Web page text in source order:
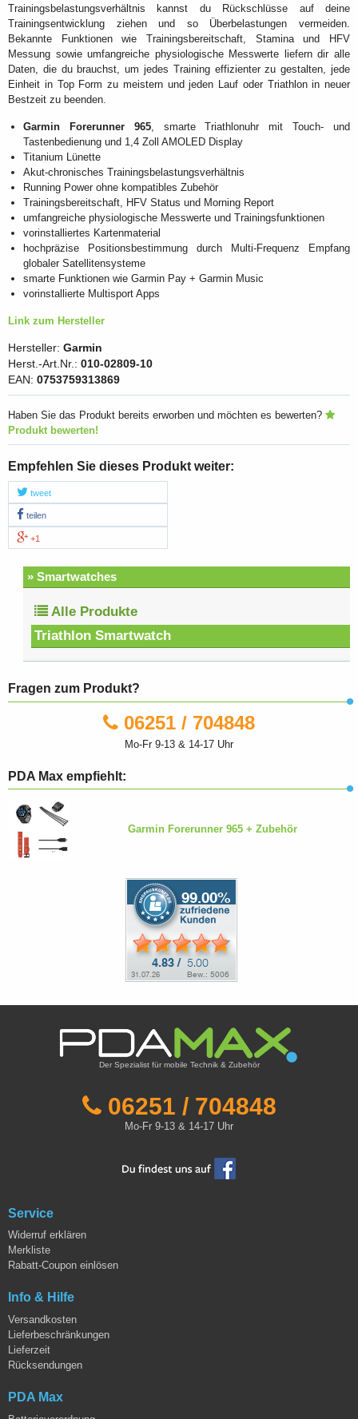
Trainingsbelastungsverhältnis kannst du Rückschlüsse auf deine
Trainingsentwicklung ziehen und so Überbelastungen vermeiden.
Bekannte Funktionen wie Trainingsbereitschaft, Stamina und HFV
Messung sowie umfangreiche physiologische Messwerte liefern dir alle
Daten, die du brauchst, um jedes Training effizienter zu gestalten, jede
Einheit in Top Form zu meistern und jeden Lauf oder Triathlon in neuer
Bestzeit zu beenden.
Garmin Forerunner 965, smarte Triathlonuhr mit Touch- und
Tastenbedienung und 1,4 Zoll AMOLED Display
Titanium Lünette
Akut-chronisches Trainingsbelastungsverhältnis
Running Power ohne kompatibles Zubehör
Trainingsbereitschaft, HFV Status und Morning Report
umfangreiche physiologische Messwerte und Trainingsfunktionen
vorinstalliertes Kartenmaterial
hochpräzise Positionsbestimmung durch Multi-Frequenz Empfang
globaler Satellitensysteme
smarte Funktionen wie Garmin Pay + Garmin Music
vorinstallierte Multisport Apps
Link zum Hersteller
Hersteller: Garmin
Herst.-Art.Nr.: 010-02809-10
EAN: 0753759313869
Haben Sie das Produkt bereits erworben und möchten es bewerten?
Produkt bewerten!
Empfehlen Sie dieses Produkt weiter:
tweet
teilen
+1
» Smartwatches
Alle Produkte
Triathlon Smartwatch
Fragen zum Produkt?
06251 / 704848
Mo-Fr 9-13 & 14-17 Uhr
PDA Max empfiehlt:
Garmin Forerunner 965 + Zubehör
Der Spezialist für mobile Technik & Zubehör
06251 / 704848
Mo-Fr 9-13 & 14-17 Uhr
Service
Widerruf erklären
Merkliste
Rabatt-Coupon einlösen
Info & Hilfe
Versandkosten
Lieferbeschränkungen
Lieferzeit
Rücksendungen
PDA Max